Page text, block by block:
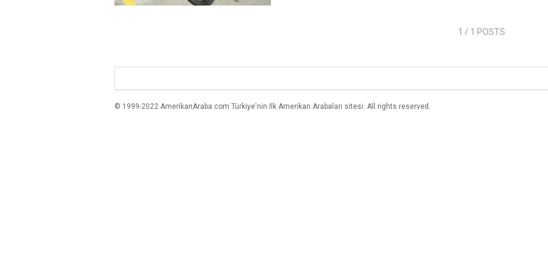
1 / 1 POSTS
© 1999-2022 AmerikanAraba.com Türkiye'nin Ilk Amerikan Arabaları sitesi. All rights reserved.